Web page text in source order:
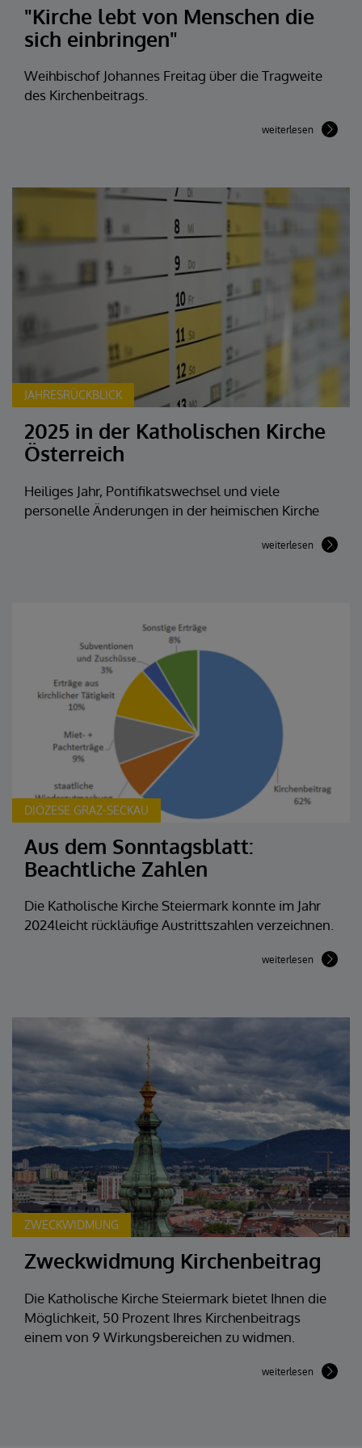
"Kirche lebt von Menschen die
sich einbringen"
Weihbischof Johannes Freitag über die Tragweite
des Kirchenbeitrags.
weiterlesen
JAHRESRÜCKBLICK
2025 in der Katholischen Kirche
Österreich
Heiliges Jahr, Pontifikatswechsel und viele
personelle Änderungen in der heimischen Kirche
weiterlesen
DIÖZESE GRAZ-SECKAU
Aus dem Sonntagsblatt:
Beachtliche Zahlen
Die Katholische Kirche Steiermark konnte im Jahr
2024leicht rückläufige Austrittszahlen verzeichnen.
weiterlesen
ZWECKWIDMUNG
Zweckwidmung Kirchenbeitrag
Die Katholische Kirche Steiermark bietet Ihnen die
Möglichkeit, 50 Prozent Ihres Kirchenbeitrags
einem von 9 Wirkungsbereichen zu widmen.
weiterlesen